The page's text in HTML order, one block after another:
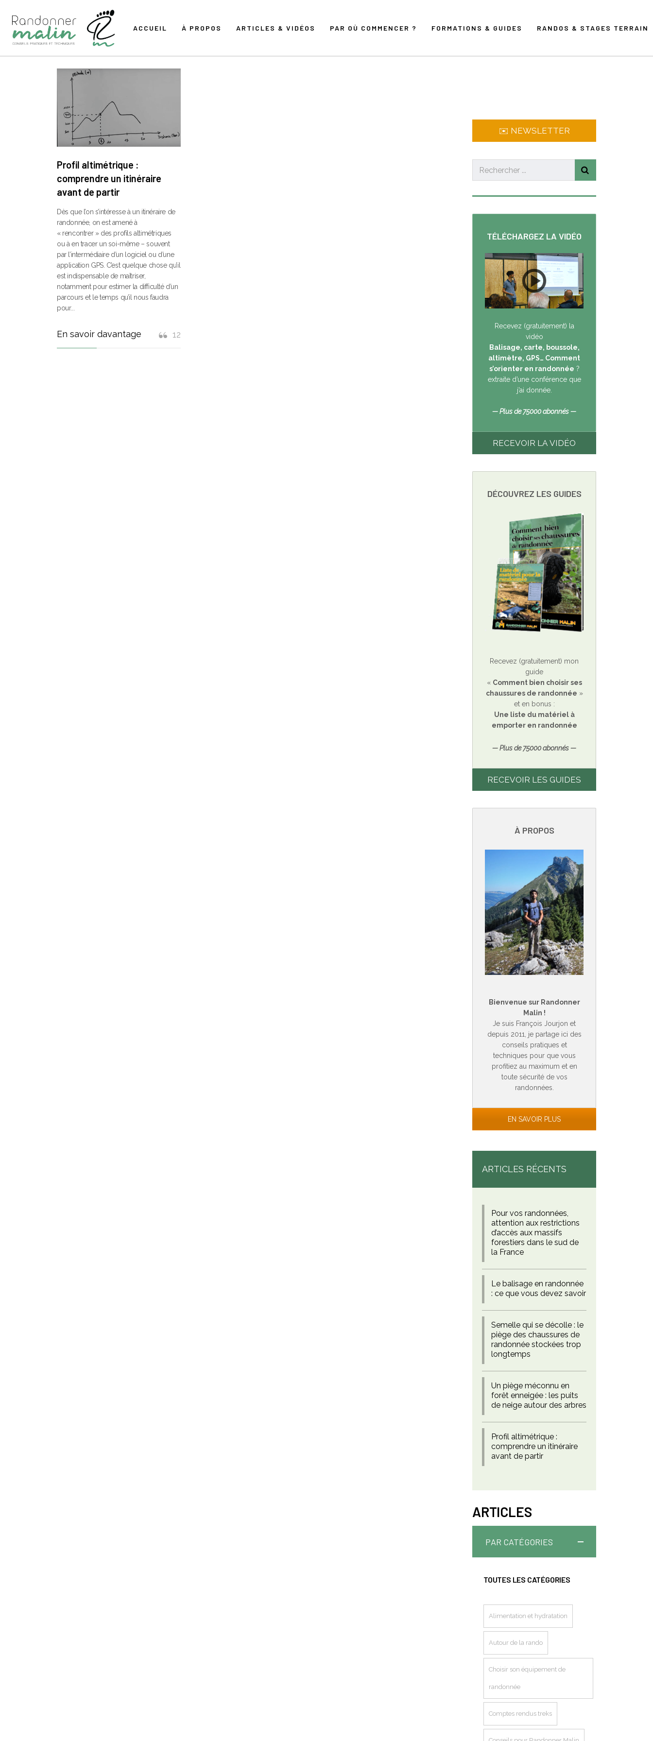
ACCUEIL À PROPOS ARTICLES & VIDÉOS PAR OÙ COMMENCER ? FORMATIONS & GUIDES RANDOS & STAGES TERRAIN
Profil altimétrique :
comprendre un itinéraire
avant de partir
Dès que l’on s’intéresse à un itinéraire de
randonnée, on est amené à
« rencontrer » des profils altimétriques
ou à en tracer un soi-même – souvent
par l’intermédiaire d’un logiciel ou d’une
application GPS. C’est quelque chose qu’il
est indispensable de maîtriser,
notamment pour estimer la difficulté d’un
parcours et le temps qu’il nous faudra
pour...
En savoir davantage 12
✉️ NEWSLETTER
TÉLÉCHARGEZ LA VIDÉO
Recevez (gratuitement) la
vidéo
Balisage, carte, boussole,
altimètre, GPS… Comment
s’orienter en randonnée ?
extraite d’une conférence que
j’ai donnée.
— Plus de 75000 abonnés —
RECEVOIR LA VIDÉO
DÉCOUVREZ LES GUIDES
Recevez (gratuitement) mon
guide
« Comment bien choisir ses
chaussures de randonnée »
et en bonus :
Une liste du matériel à
emporter en randonnée
— Plus de 75000 abonnés —
RECEVOIR LES GUIDES
À PROPOS
Bienvenue sur Randonner
Malin !
Je suis François Jourjon et
depuis 2011, je partage ici des
conseils pratiques et
techniques pour que vous
profitiez au maximum et en
toute sécurité de vos
randonnées.
EN SAVOIR PLUS
ARTICLES RÉCENTS
Pour vos randonnées,
attention aux restrictions
d’accès aux massifs
forestiers dans le sud de
la France
Le balisage en randonnée
: ce que vous devez savoir
Semelle qui se décolle : le
piège des chaussures de
randonnée stockées trop
longtemps
Un piège méconnu en
forêt enneigée : les puits
de neige autour des arbres
Profil altimétrique :
comprendre un itinéraire
avant de partir
ARTICLES
PAR CATÉGORIES
TOUTES LES CATÉGORIES
Alimentation et hydratation
Autour de la rando
Choisir son équipement de
randonnée
Comptes rendus treks